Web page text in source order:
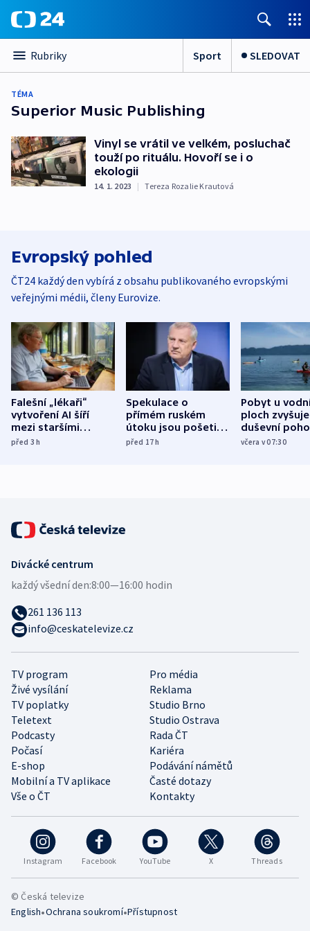
Rubriky Sport SLEDOVAT
TÉMA
Superior Music Publishing
Vinyl se vrátil ve velkém, posluchač
touží po rituálu. Hovoří se i o
ekologii
14. 1. 2023 | Tereza Rozalie Krautová
Evropský pohled
ČT24 každý den vybírá z obsahu publikovaného evropskými
veřejnými médii, členy Eurovize.
Falešní „lékaři“
vytvoření AI šíří
mezi staršími
Poláky nebezpečné
před 3h
Spekulace o
přímém ruském
útoku jsou pošetilé,
míní estonský
před 17h
Pobyt u
ploch zvyšuje
duševní
ukázala
včera v 07:30
Instagram Facebook YouTube X Threads
TV program
Pro média
Živé vysílání
Reklama
TV poplatky
Studio Brno
Teletext
Studio Ostrava
Podcasty
Rada ČT
Počasí
Kariéra
E-shop
Podávání námětů
Mobilní a TV aplikace
Časté dotazy
Vše o ČT
Kontakty
Divácké centrum
každý všední den:8:00—16:00 hodin
261 136 113
info@ceskatelevize.cz
© Česká televize
English•Ochrana soukromí•Přístupnost